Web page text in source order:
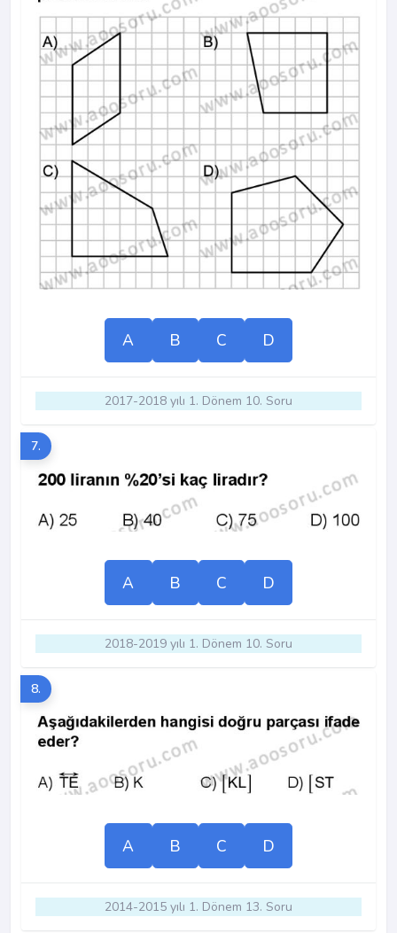
A B C D
2017-2018 yılı 1. Dönem 10. Soru
7.
A B C D
2018-2019 yılı 1. Dönem 10. Soru
8.
A B C D
2014-2015 yılı 1. Dönem 13. Soru